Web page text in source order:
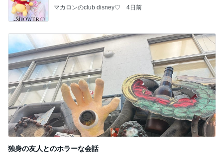
マカロンのclub disney♡ 4日前
独身の友人とのホラーな会話